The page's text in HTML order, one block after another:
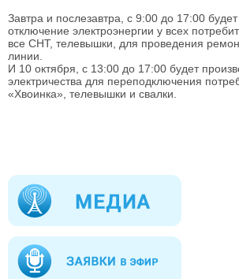
Завтра и послезавтра, с 9:00 до 17:00
отключение электроэнергии у всех
все СНТ, телевышки, для проведения
линии.
И 10 октября, с 13:00 до 17:00 будет
электричества для переподключения
«Хвоинка», телевышки и свалки.